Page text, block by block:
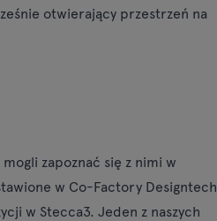
otwierający przestrzeń na
zapoznać się z nimi w
w Co-Factory Designtech
w Stecca3. Jeden z naszych